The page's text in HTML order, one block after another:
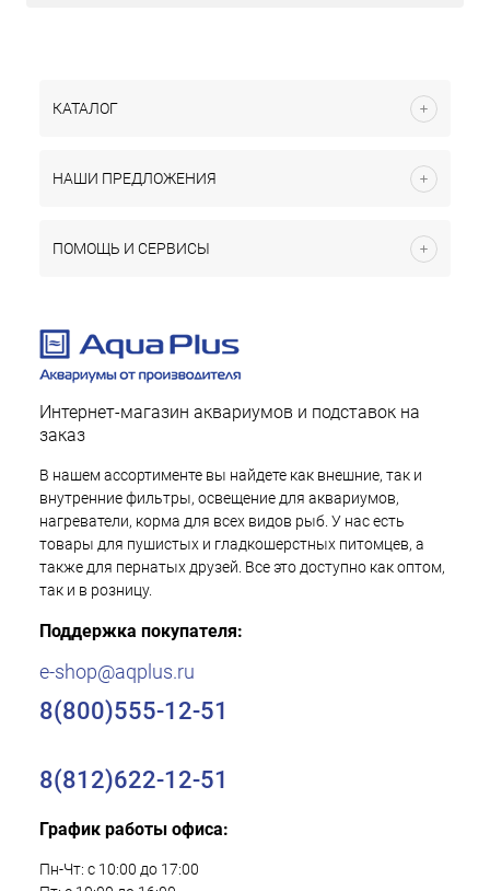
КАТАЛОГ
НАШИ ПРЕДЛОЖЕНИЯ
ПОМОЩЬ И СЕРВИСЫ
Интернет-магазин аквариумов и подставок на
заказ
В нашем ассортименте вы найдете как внешние, так и
внутренние фильтры, освещение для аквариумов,
нагреватели, корма для всех видов рыб. У нас есть
товары для пушистых и гладкошерстных питомцев, а
также для пернатых друзей. Все это доступно как оптом,
так и в розницу.
Поддержка покупателя:
e-shop@aqplus.ru
8(800)555-12-51
8(812)622-12-51
График работы офиса:
Пн-Чт: с 10:00 до 17:00